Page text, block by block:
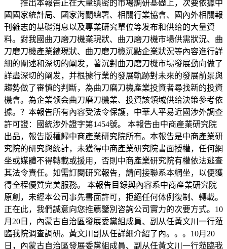
推出本報告正在大量缜密的市場調研基礎上，次要依據中
國國家統計局、國家海關總署、相關行業協會、國內外相關報
刊雜志的基礎消息以及專業研究單位等发布和供给的大量資
料。對我國曲刀磨刀機業現狀、曲刀磨刀機市場供需狀況、曲
刀磨刀機產業鏈現狀、曲刀磨刀機沉點企業狀況等內容進行詳
細的闡述和深切的阐发，著沉對曲刀磨刀機市場發展動向做了
詳盡深切的阐发，并根據行業的發展軌跡對未來的發展前景與
趨勢做了審慎的判斷，為曲刀磨刀機產業投資者尋找新的投資
機會。為企業领会曲刀磨刀機業、投資該領域供给決策參考依
據。？本報告所有內容受法令保護，中華人平易近國涉外調查
許可證：國統涉外證字第1454號。 本報告由中商產業研究院
出品，報告版權歸中商產業研究院所有。本報告是中商產業研
究院的研究與統計，未獲得中商產業研究院書面授權，任何網
坐或媒體不得轉載或援用，否則中商產業研究院有權依法逃查
其法令責任。如需訂閱研究報告，請间接聯系本網坐，以便獲
得全程優質完美服務。 本報告目錄與內容系中商產業研究院
原創，未經本公司事先書面許可，拒絕任何体例復制、轉載。
正在此，我們誠意向您推薦鑒別咨詢公司實力的次要方式。10
月20日，內蒙古自治區發展委黨組成員、副从任黃文川一行蒞
臨我院调查調研。黃文川副从任詳細介紹了內。。。10月20
日，內蒙古自治區發展委黨組成員、副从任黃文川一行蒞臨我